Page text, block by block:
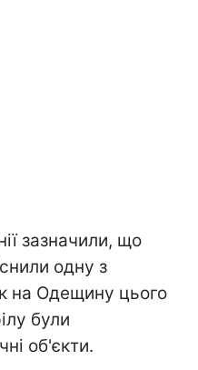
зазначили, що
одну з
на Одещину цього
були
об'єкти.